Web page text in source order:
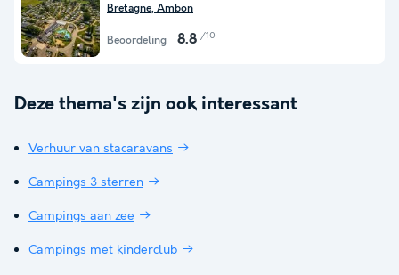
Bretagne, Ambon
Beoordeling 8.8 /10
Deze thema's zijn ook interessant
Verhuur van stacaravans
Campings 3 sterren
Campings aan zee
Campings met kinderclub